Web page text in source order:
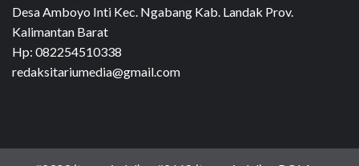
Desa Amboyo Inti Kec. Ngabang Kab. Landak Prov.
Kalimantan Barat
Hp: 082254510338
redaksitariumedia@gmail.com